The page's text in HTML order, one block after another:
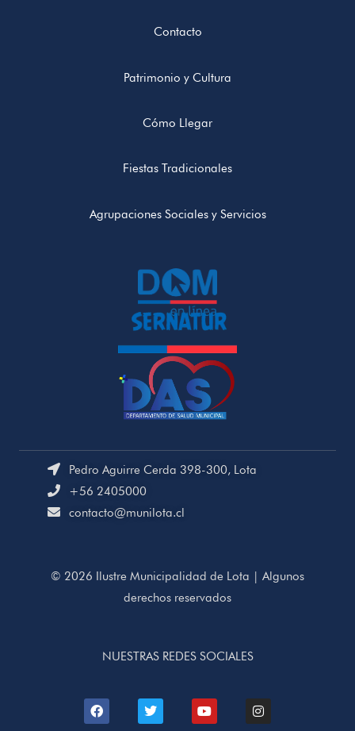
Contacto
Patrimonio y Cultura
Cómo Llegar
Fiestas Tradicionales
Agrupaciones Sociales y Servicios
Pedro Aguirre Cerda 398-300, Lota
+56 2405000
contacto@munilota.cl
© 2026 Ilustre Municipalidad de Lota | Algunos
derechos reservados
NUESTRAS REDES SOCIALES
F
a
T
w
Y
o
I
n